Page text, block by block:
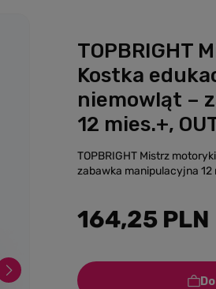
TOPBRIGHT
Kostka
niemowląt –
12 mies.+,
TOPBRIGHT Mistrz
zabawka manipulacyjna 12
164,25 PLN